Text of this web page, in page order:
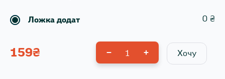
Ложка додат 0 ₴
159₴ 1 Хочу